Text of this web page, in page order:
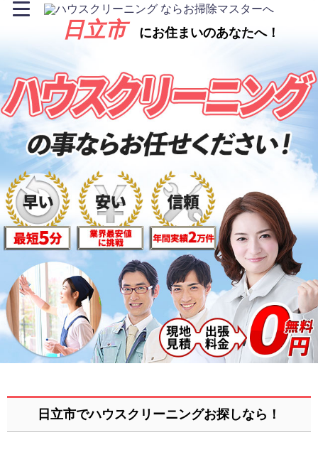
日立市 にお住まいのあなたへ！
日立市でハウスクリーニングお探しなら！